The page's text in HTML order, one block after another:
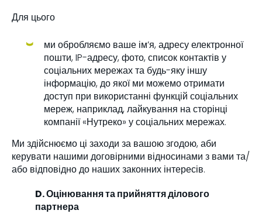
Для цього
ми обробляємо ваше ім’я, адресу електронної
пошти, IP-адресу, фото, список контактів у
соціальних мережах та будь-яку іншу
інформацію, до якої ми можемо отримати
доступ при використанні функцій соціальних
мереж, наприклад, лайкування на сторінці
компанії «Нутреко» у соціальних мережах.
Ми здійснюємо ці заходи за вашою згодою, аби
керувати нашими договірними відносинами з вами та/
або відповідно до наших законних інтересів.
D. Оцінювання та прийняття ділового
партнера